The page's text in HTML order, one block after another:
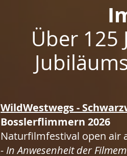
Über 125
WildWestwegs -
Bosslerflimmern 2026
Naturfilmfestival open air
- In Anwesenheit der